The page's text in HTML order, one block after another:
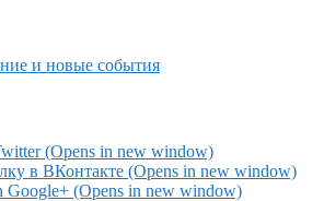
и новые события
(Opens in new window)
в ВКонтакте (Opens in new window)
Google+ (Opens in new window)